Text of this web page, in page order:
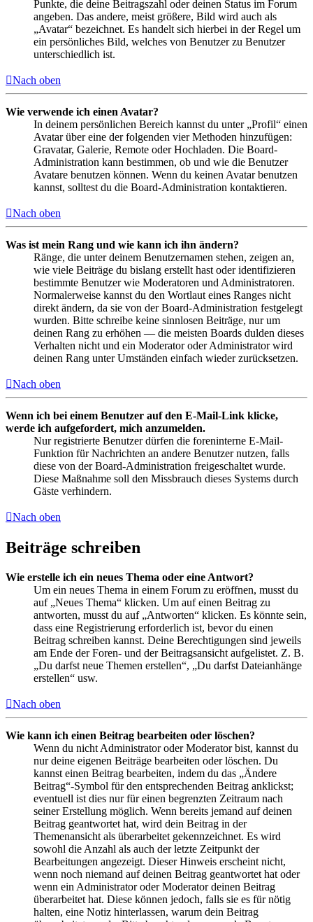
Punkte, die deine Beitragszahl oder deinen Status im Forum
angeben. Das andere, meist größere, Bild wird auch als
„Avatar“ bezeichnet. Es handelt sich hierbei in der Regel um
ein persönliches Bild, welches von Benutzer zu Benutzer
unterschiedlich ist.
Nach oben
Wie verwende ich einen Avatar?
In deinem persönlichen Bereich kannst du unter „Profil“ einen
Avatar über eine der folgenden vier Methoden hinzufügen:
Gravatar, Galerie, Remote oder Hochladen. Die Board-
Administration kann bestimmen, ob und wie die Benutzer
Avatare benutzen können. Wenn du keinen Avatar benutzen
kannst, solltest du die Board-Administration kontaktieren.
Nach oben
Was ist mein Rang und wie kann ich ihn ändern?
Ränge, die unter deinem Benutzernamen stehen, zeigen an,
wie viele Beiträge du bislang erstellt hast oder identifizieren
bestimmte Benutzer wie Moderatoren und Administratoren.
Normalerweise kannst du den Wortlaut eines Ranges nicht
direkt ändern, da sie von der Board-Administration festgelegt
wurden. Bitte schreibe keine sinnlosen Beiträge, nur um
deinen Rang zu erhöhen — die meisten Boards dulden dieses
Verhalten nicht und ein Moderator oder Administrator wird
deinen Rang unter Umständen einfach wieder zurücksetzen.
Nach oben
Wenn ich bei einem Benutzer auf den E-Mail-Link klicke,
werde ich aufgefordert, mich anzumelden.
Nur registrierte Benutzer dürfen die foreninterne E-Mail-
Funktion für Nachrichten an andere Benutzer nutzen, falls
diese von der Board-Administration freigeschaltet wurde.
Diese Maßnahme soll den Missbrauch dieses Systems durch
Gäste verhindern.
Nach oben
Beiträge schreiben
Wie erstelle ich ein neues Thema oder eine Antwort?
Um ein neues Thema in einem Forum zu eröffnen, musst du
auf „Neues Thema“ klicken. Um auf einen Beitrag zu
antworten, musst du auf „Antworten“ klicken. Es könnte sein,
dass eine Registrierung erforderlich ist, bevor du einen
Beitrag schreiben kannst. Deine Berechtigungen sind jeweils
am Ende der Foren- und der Beitragsansicht aufgelistet. Z. B.
„Du darfst neue Themen erstellen“, „Du darfst Dateianhänge
erstellen“ usw.
Nach oben
Wie kann ich einen Beitrag bearbeiten oder löschen?
Wenn du nicht Administrator oder Moderator bist, kannst du
nur deine eigenen Beiträge bearbeiten oder löschen. Du
kannst einen Beitrag bearbeiten, indem du das „Ändere
Beitrag“-Symbol für den entsprechenden Beitrag anklickst;
eventuell ist dies nur für einen begrenzten Zeitraum nach
seiner Erstellung möglich. Wenn bereits jemand auf deinen
Beitrag geantwortet hat, wird dein Beitrag in der
Themenansicht als überarbeitet gekennzeichnet. Es wird
sowohl die Anzahl als auch der letzte Zeitpunkt der
Bearbeitungen angezeigt. Dieser Hinweis erscheint nicht,
wenn noch niemand auf deinen Beitrag geantwortet hat oder
wenn ein Administrator oder Moderator deinen Beitrag
überarbeitet hat. Diese können jedoch, falls sie es für nötig
halten, eine Notiz hinterlassen, warum dein Beitrag